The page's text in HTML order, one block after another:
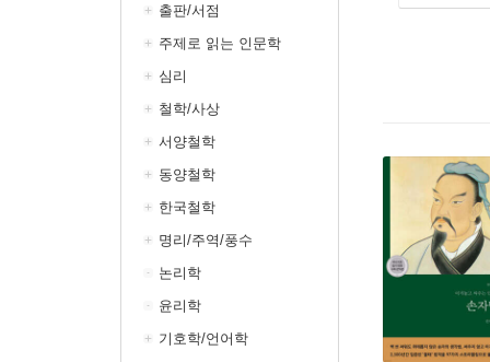
출판/서점
주제로 읽는 인문학
심리
철학/사상
서양철학
동양철학
한국철학
명리/주역/풍수
논리학
윤리학
기호학/언어학